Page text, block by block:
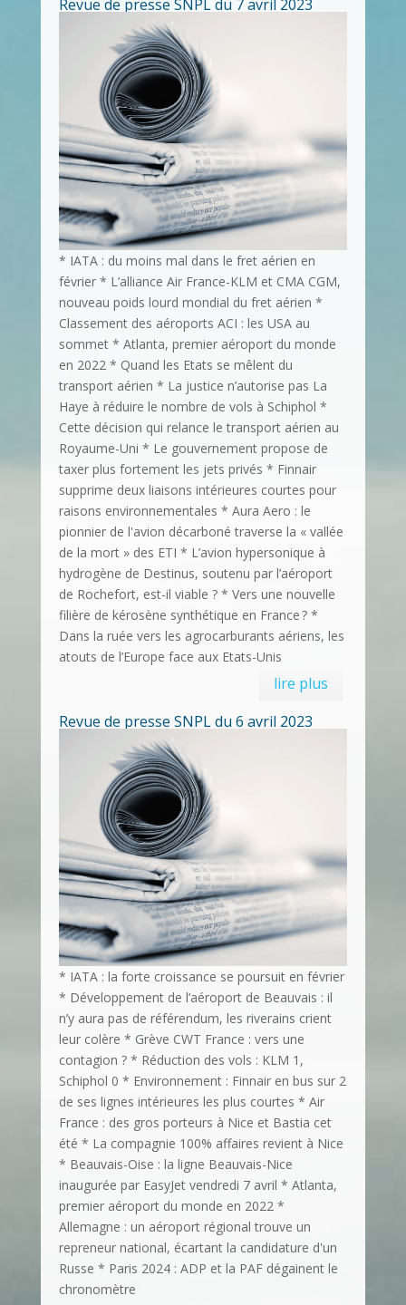
Revue de presse SNPL du 7 avril 2023
* IATA : du moins mal dans le fret aérien en
février * L’alliance Air France-KLM et CMA CGM,
nouveau poids lourd mondial du fret aérien *
Classement des aéroports ACI : les USA au
sommet * Atlanta, premier aéroport du monde
en 2022 * Quand les Etats se mêlent du
transport aérien * La justice n’autorise pas La
Haye à réduire le nombre de vols à Schiphol *
Cette décision qui relance le transport aérien au
Royaume-Uni * Le gouvernement propose de
taxer plus fortement les jets privés * Finnair
supprime deux liaisons intérieures courtes pour
raisons environnementales * Aura Aero : le
pionnier de l'avion décarboné traverse la « vallée
de la mort » des ETI * L’avion hypersonique à
hydrogène de Destinus, soutenu par l’aéroport
de Rochefort, est-il viable ? * Vers une nouvelle
filière de kérosène synthétique en France ? *
Dans la ruée vers les agrocarburants aériens, les
atouts de l’Europe face aux Etats-Unis
lire plus
Revue de presse SNPL du 6 avril 2023
* IATA : la forte croissance se poursuit en février
* Développement de l’aéroport de Beauvais : il
n’y aura pas de référendum, les riverains crient
leur colère * Grève CWT France : vers une
contagion ? * Réduction des vols : KLM 1,
Schiphol 0 * Environnement : Finnair en bus sur 2
de ses lignes intérieures les plus courtes * Air
France : des gros porteurs à Nice et Bastia cet
été * La compagnie 100% affaires revient à Nice
* Beauvais-Oise : la ligne Beauvais-Nice
inaugurée par EasyJet vendredi 7 avril * Atlanta,
premier aéroport du monde en 2022 *
Allemagne : un aéroport régional trouve un
repreneur national, écartant la candidature d'un
Russe * Paris 2024 : ADP et la PAF dégainent le
chronomètre